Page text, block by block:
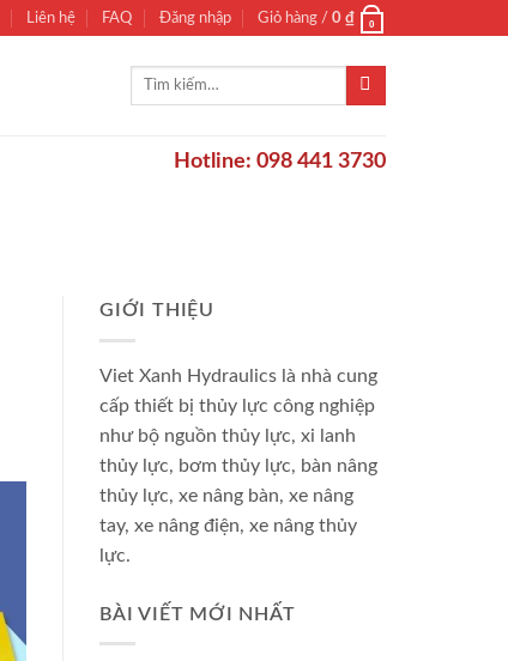
Liên hệ FAQ Đăng nhập Giỏ hàng / 0 ₫ 0
Tìm
Hotline: 098 441 3730
GIỚI THIỆU
Viet Xanh Hydraulics là nhà cung
cấp thiết bị thủy lực công nghiệp
như bộ nguồn thủy lực, xi lanh
thủy lực, bơm thủy lực, bàn nâng
thủy lực, xe nâng bàn, xe nâng
tay, xe nâng điện, xe nâng thủy
lực.
BÀI VIẾT MỚI NHẤT